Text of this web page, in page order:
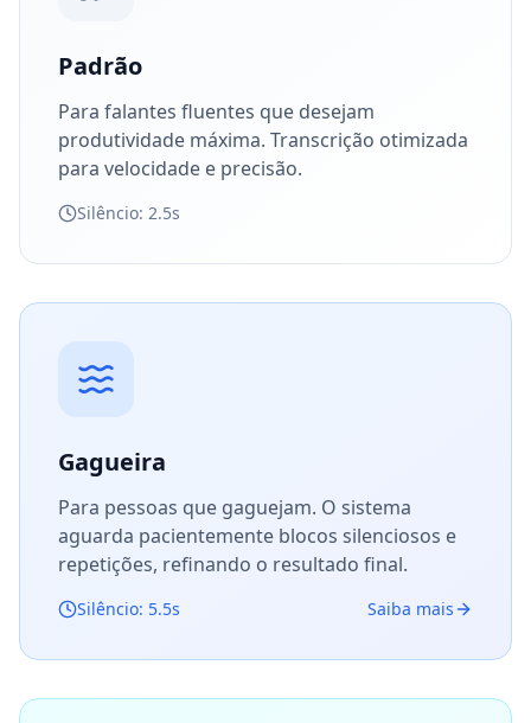
Padrão
Para falantes fluentes que desejam
produtividade máxima. Transcrição otimizada
para velocidade e precisão.
Silêncio: 2.5s
Gagueira
Para pessoas que gaguejam. O sistema
aguarda pacientemente blocos silenciosos e
repetições, refinando o resultado final.
Silêncio: 5.5s Saiba mais